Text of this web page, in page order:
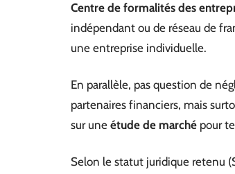
Centre de formalités des
indépendant ou de réseau de
une entreprise individuelle.
En parallèle, pas question de
partenaires financiers, mais
sur une étude de marché pour
Selon le statut juridique retenu